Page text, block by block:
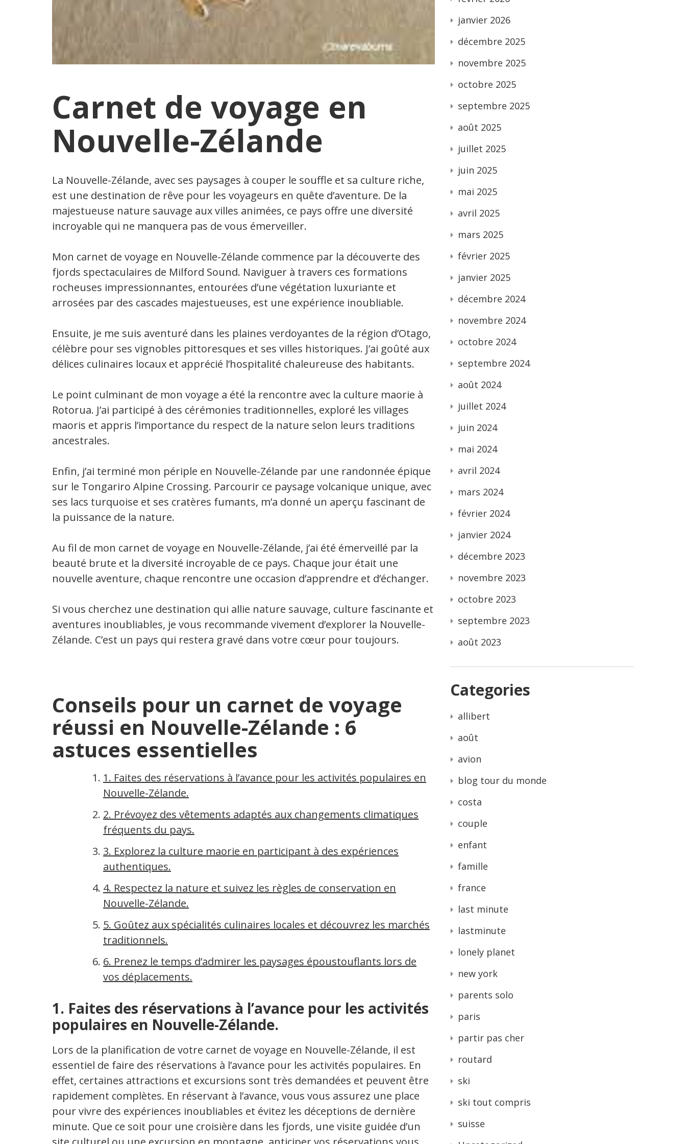
Carnet de voyage en
Nouvelle-Zélande
La Nouvelle-Zélande, avec ses paysages à couper le souffle et sa culture riche,
est une destination de rêve pour les voyageurs en quête d’aventure. De la
majestueuse nature sauvage aux villes animées, ce pays offre une diversité
incroyable qui ne manquera pas de vous émerveiller.
Mon carnet de voyage en Nouvelle-Zélande commence par la découverte des
fjords spectaculaires de Milford Sound. Naviguer à travers ces formations
rocheuses impressionnantes, entourées d’une végétation luxuriante et
arrosées par des cascades majestueuses, est une expérience inoubliable.
Ensuite, je me suis aventuré dans les plaines verdoyantes de la région d’Otago,
célèbre pour ses vignobles pittoresques et ses villes historiques. J’ai goûté aux
délices culinaires locaux et apprécié l’hospitalité chaleureuse des habitants.
Le point culminant de mon voyage a été la rencontre avec la culture maorie à
Rotorua. J’ai participé à des cérémonies traditionnelles, exploré les villages
maoris et appris l’importance du respect de la nature selon leurs traditions
ancestrales.
Enfin, j’ai terminé mon périple en Nouvelle-Zélande par une randonnée épique
sur le Tongariro Alpine Crossing. Parcourir ce paysage volcanique unique, avec
ses lacs turquoise et ses cratères fumants, m’a donné un aperçu fascinant de
la puissance de la nature.
Au fil de mon carnet de voyage en Nouvelle-Zélande, j’ai été émerveillé par la
beauté brute et la diversité incroyable de ce pays. Chaque jour était une
nouvelle aventure, chaque rencontre une occasion d’apprendre et d’échanger.
Si vous cherchez une destination qui allie nature sauvage, culture fascinante et
aventures inoubliables, je vous recommande vivement d’explorer la Nouvelle-
Zélande. C’est un pays qui restera gravé dans votre cœur pour toujours.
Conseils pour un carnet de voyage
réussi en Nouvelle-Zélande : 6
astuces essentielles
1. Faites des réservations à l’avance pour les activités populaires en
Nouvelle-Zélande.
2. Prévoyez des vêtements adaptés aux changements climatiques
fréquents du pays.
3. Explorez la culture maorie en participant à des expériences
authentiques.
4. Respectez la nature et suivez les règles de conservation en
Nouvelle-Zélande.
5. Goûtez aux spécialités culinaires locales et découvrez les marchés
traditionnels.
6. Prenez le temps d’admirer les paysages époustouflants lors de
vos déplacements.
1. Faites des réservations à l’avance pour les activités
populaires en Nouvelle-Zélande.
Lors de la planification de votre carnet de voyage en Nouvelle-Zélande, il est
essentiel de faire des réservations à l’avance pour les activités populaires. En
effet, certaines attractions et excursions sont très demandées et peuvent être
rapidement complètes. En réservant à l’avance, vous vous assurez une place
pour vivre des expériences inoubliables et évitez les déceptions de dernière
minute. Que ce soit pour une croisière dans les fjords, une visite guidée d’un
janvier 2026
décembre 2025
novembre 2025
octobre 2025
septembre 2025
août 2025
juillet 2025
juin 2025
mai 2025
avril 2025
mars 2025
février 2025
janvier 2025
décembre 2024
novembre 2024
octobre 2024
septembre 2024
août 2024
juillet 2024
juin 2024
mai 2024
avril 2024
mars 2024
février 2024
janvier 2024
décembre 2023
novembre 2023
octobre 2023
septembre 2023
août 2023
Categories
allibert
août
avion
blog tour du monde
costa
couple
enfant
famille
france
last minute
lastminute
lonely planet
new york
parents solo
paris
partir pas cher
routard
ski
ski tout compris
suisse